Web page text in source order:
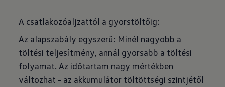
A csatlakozóaljzattól a gyorstöltőig:
Az alapszabály egyszerű: Minél nagyobb a
töltési teljesítmény, annál gyorsabb a töltési
folyamat. Az időtartam nagy mértékben
változhat - az akkumulátor töltöttségi szintjétől